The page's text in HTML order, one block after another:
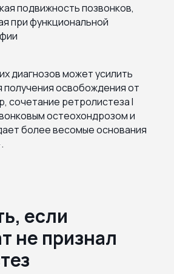
подвижность позвонков,
при функциональной
диагнозов может усилить
освобождения от
сочетание ретролистеза I
остеохондрозом и
более весомые основания
если
не признал